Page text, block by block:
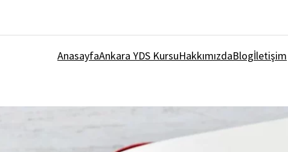
AnasayfaAnkara YDS KursuHakkımızdaBlogİletişim